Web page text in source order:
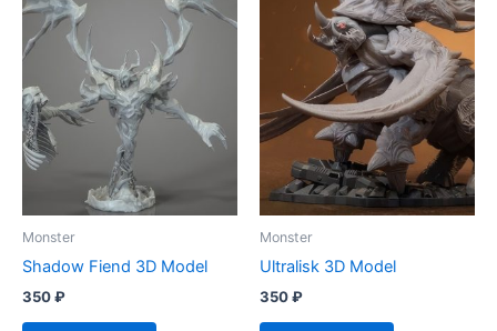
Monster
Shadow Fiend 3D Model
350₽
Monster
Ultralisk 3D Model
350₽